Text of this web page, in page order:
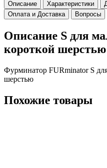
Описание Характеристики
Оплата и Доставка
Вопросы
Описание S для
короткой шерстью
Фурминатор FURminator S
шерстью
Похожие товары